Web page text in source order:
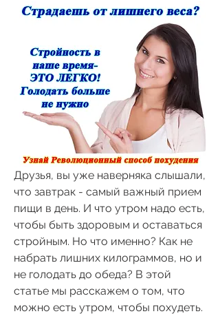
Друзья, вы уже наверняка слышали,
что завтрак - самый важный прием
пищи в день. И что утром надо есть,
чтобы быть здоровым и оставаться
стройным. Но что именно? Как не
набрать лишних килограммов, но и
не голодать до обеда? В этой
статье мы расскажем о том, что
можно есть утром, чтобы похудеть.